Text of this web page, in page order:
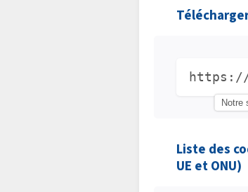
https://
Notre
Liste des
UE et ONU)